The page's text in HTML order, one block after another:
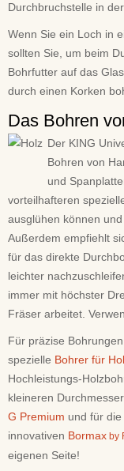
Durchbruchstelle in
Wenn Sie ein Loch in
sollten Sie, um beim
Bohrfutter auf das
durch einen Korken
Das Bohren
Der KING
Bohren von
und
vorteilhafteren
ausglühen können
Außerdem empfiehlt
für das direkte
leichter
immer mit höchster
Fräser arbeitet.
Für präzise
spezielle Bohrer für
Hochleistungs-
kleineren
G Premium und für
innovativen Bormax by
eigenen Seite!